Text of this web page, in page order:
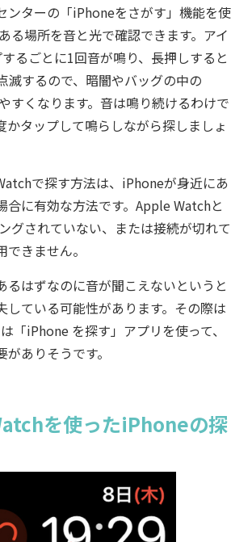
ンターの「iPhoneをさがす」機能を使
る場所を音と光で確認できます。アイ
るごとに1回音が鳴り、長押しすると
滅するので、暗闇やバッグの中の
すくなります。音は鳴り続けるわけで
かタップして鳴らしながら探しましょ
で探す方法は、iPhoneが身近にあ
合に有効な方法です。Apple Watchと
グされていない、または接続が切れて
きません。
はずなのに音が聞こえないというと
している可能性があります。その際は
「iPhone を探す」アプリを使って、
ありそうです。
を使ったiPhoneの探